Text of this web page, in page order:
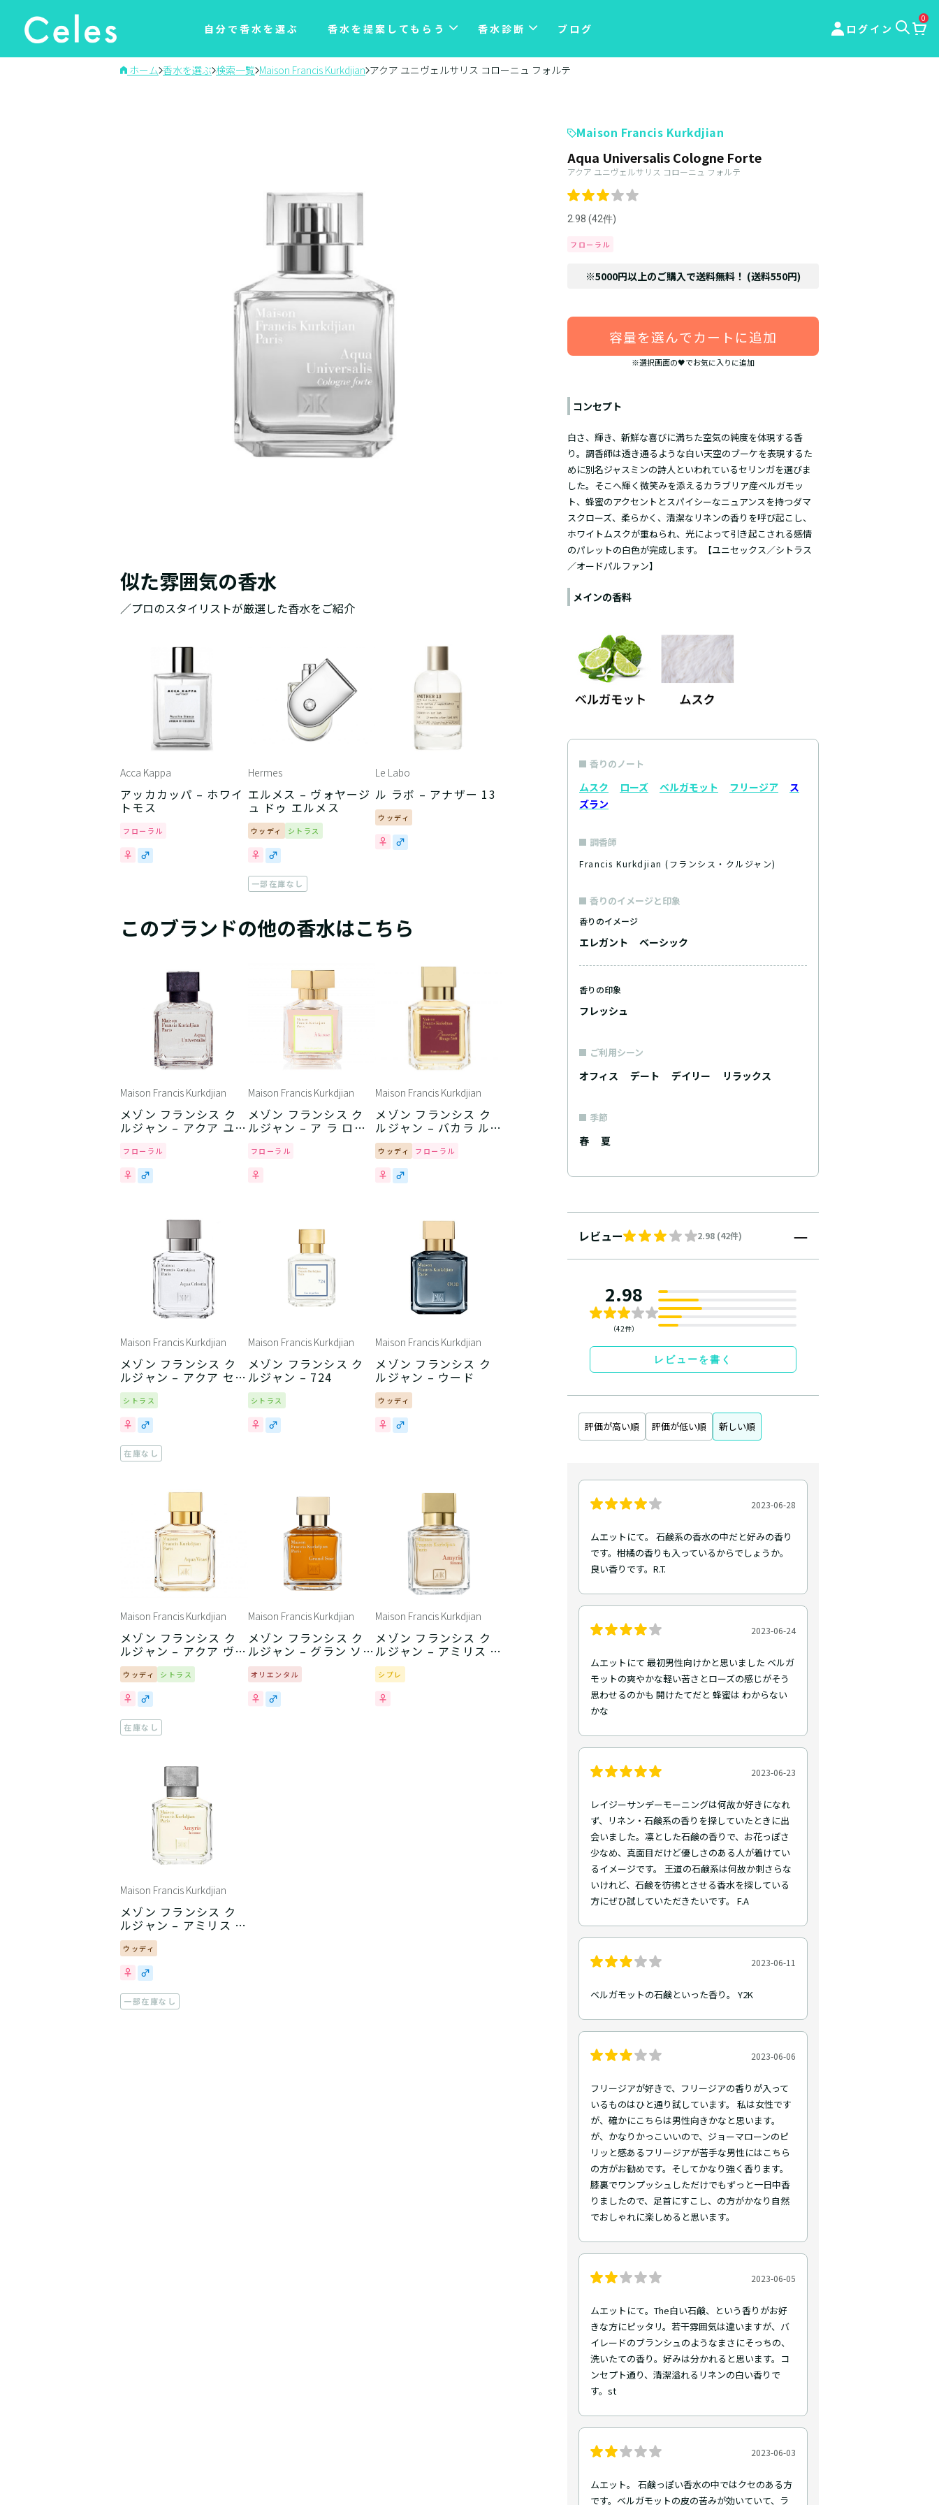
自分で香水を選ぶ 香水を提案してもらう 香水診断 ブログ ログイン
0
ホーム 香水を選ぶ 検索一覧 Maison Francis Kurkdjian アクア ユニヴェルサリス コローニュ フォルテ
Maison Francis Kurkdjian
Aqua Universalis Cologne Forte
アクア ユニヴェルサリス コローニュ フォルテ
2.98 (42件)
フローラル
※5000円以上のご購入で送料無料！ (送料550円)
容量を選んでカートに追加
※選択画面の🖤でお気に入りに追加
コンセプト
白さ、輝き、新鮮な喜びに満ちた空気の純度を体現する香
り。調香師は透き通るような白い天空のブーケを表現するた
めに別名ジャスミンの詩人といわれているセリンガを選びま
した。そこへ輝く微笑みを添えるカラブリア産ベルガモッ
ト、蜂蜜のアクセントとスパイシーなニュアンスを持つダマ
スクローズ、柔らかく、清潔なリネンの香りを呼び起こし、
ホワイトムスクが重ねられ、光によって引き起こされる感情
のパレットの白色が完成します。【ユニセックス／シトラス
／オードパルファン】
メインの香料
香りのノート
ムスク ローズ ベルガモット フリージア
ス
ズラン
調香師
Francis Kurkdjian (フランシス・クルジャン)
香りのイメージと印象
香りのイメージ
エレガント ベーシック
香りの印象
フレッシュ
ご利用シーン
オフィス デート デイリー リラックス
季節
春 夏
レビュー 2.98 (42件)
2.98
（42件）
レビューを書く
評価が高い順 評価が低い順 新しい順
2023-06-28
ムエットにて。 石鹸系の香水の中だと好みの香り
です。柑橘の香りも入っているからでしょうか。
良い香りです。R.T.
2023-06-24
ムエットにて 最初男性向けかと思いました ベルガ
モットの爽やかな軽い苦さとローズの感じがそう
思わせるのかも 開けたてだと 蜂蜜は わからない
かな
2023-06-23
レイジーサンデーモーニングは何故か好きになれ
ず、リネン・石鹸系の香りを探していたときに出
会いました。凛とした石鹸の香りで、お花っぽさ
少なめ、真面目だけど優しさのある人が着けてい
るイメージです。 王道の石鹸系は何故か刺さらな
いけれど、石鹸を彷彿とさせる香水を探している
方にぜひ試していただきたいです。 F.A
2023-06-11
ベルガモットの石鹸といった香り。 Y2K
2023-06-06
フリージアが好きで、フリージアの香りが入って
いるものはひと通り試しています。 私は女性です
が、確かにこちらは男性向きかなと思います。
が、かなりかっこいいので、ジョーマローンのピ
リッと感あるフリージアが苦手な男性にはこちら
の方がお勧めです。そしてかなり強く香ります。
膝裏でワンプッシュしただけでもずっと一日中香
りましたので、足首にすこし、の方がかなり自然
でおしゃれに楽しめると思います。
2023-06-05
ムエットにて。The白い石鹸、という香りがお好
きな方にピッタリ。若干雰囲気は違いますが、バ
イレードのブランシュのようなまさにそっちの、
洗いたての香り。好みは分かれると思います。コ
ンセプト通り、清潔溢れるリネンの白い香りで
す。st
2023-06-03
ムエット。 石鹸っぽい香水の中ではクセのある方
です。ベルガモットの皮の苦みが効いていて、ラ
似た雰囲気の香水
／プロのスタイリストが厳選した香水をご紹介
Acca Kappa
アッカカッパ – ホワイ
トモス
フローラル
Hermes
エルメス – ヴォヤージ
ュ ドゥ エルメス
ウッディ シトラス
一部在庫なし
Le Labo
ル ラボ – アナザー 13
ウッディ
このブランドの他の香水はこちら
Maison Francis Kurkdjian
メゾン フランシス ク
ルジャン – アクア ユニ
フローラル
Maison Francis Kurkdjian
メゾン フランシス ク
ルジャン – ア ラ ロー
フローラル
Maison Francis Kurkdjian
メゾン フランシス ク
ルジャン – バカラ ルー
ジュ 540
ウッディ フローラル
Maison Francis Kurkdjian
メゾン フランシス ク
ルジャン – アクア セレ
スティア
シトラス
在庫なし
Maison Francis Kurkdjian
メゾン フランシス ク
ルジャン – 724
シトラス
Maison Francis Kurkdjian
メゾン フランシス ク
ルジャン – ウード
ウッディ
Maison Francis Kurkdjian
メゾン フランシス ク
ルジャン – アクア ヴィ
タエ
ウッディ シトラス
在庫なし
Maison Francis Kurkdjian
メゾン フランシス ク
ルジャン – グラン ソワ
ール
オリエンタル
Maison Francis Kurkdjian
メゾン フランシス ク
ルジャン – アミリス フ
ァム
シプレ
Maison Francis Kurkdjian
メゾン フランシス ク
ルジャン – アミリス オ
ム
ウッディ
一部在庫なし